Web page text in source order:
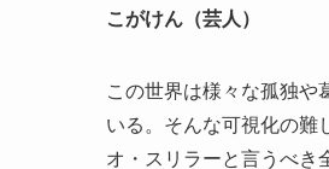
こがけん（芸人）
この世界は様々な孤独
いる。そんな可視化の難
オ・スリラーと言うべき